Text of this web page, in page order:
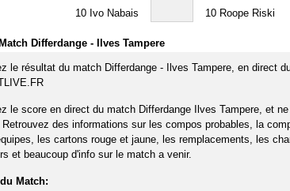
10Ivo Nabais
10Roope Riski
Differdange - Ilves Tampere
le résultat du match Differdange - Ilves Tampere, en direct
le score en direct du match Differdange Ilves Tampere, et
Retrouvez des informations sur les compos probables, la
les cartons rouge et jaune, les remplacements, les
et beaucoup d'info sur le match a venir.
Match: